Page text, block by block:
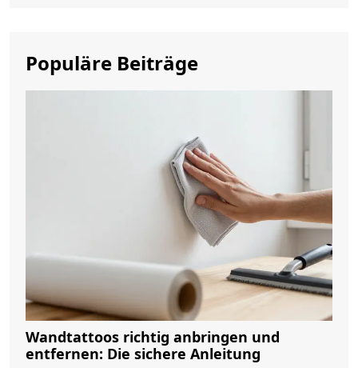
Populäre Beiträge
Wandtattoos richtig anbringen und
entfernen: Die sichere Anleitung